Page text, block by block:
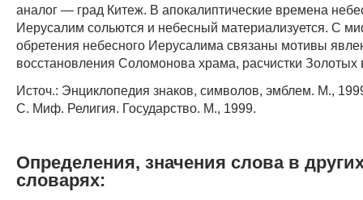
аналог — град Китеж. В апокалиптические времена
Иерусалим сольются и небесный материализуется. С
обретения небесного Иерусалима связаны мотивы
восстановления Соломонова храма, расчистки Золотых
Источ.: Энциклопедия знаков, символов, эмблем. М.,
С. Миф. Религия. Государство. М., 1999.
Определения, значения слова в
словарях: